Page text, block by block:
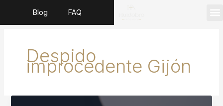
contenido
Blog FAQ
Despido
improcedente Gijón